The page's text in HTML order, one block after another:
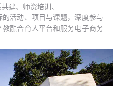
建、师资培训、
活动、项目与课题，深度参与
融合育人平台和服务电子商务